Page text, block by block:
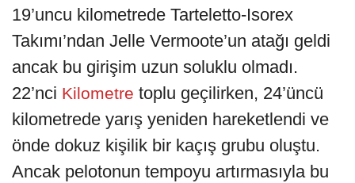
19’uncu kilometrede Tarteletto-Isorex
Takımı’ndan Jelle Vermoote’un atağı geldi
ancak bu girişim uzun soluklu olmadı.
22’nci Kilometre toplu geçilirken, 24’üncü
kilometrede yarış yeniden hareketlendi ve
önde dokuz kişilik bir kaçış grubu oluştu.
Ancak pelotonun tempoyu artırmasıyla bu